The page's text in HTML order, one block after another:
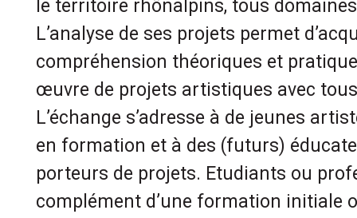
le territoire rhônalpins, tous
L’analyse de ses projets permet
compréhension théoriques et
œuvre de projets artistiques avec
L’échange s’adresse à de jeunes
en formation et à des (futurs)
porteurs de projets. Etudiants ou
complément d’une formation initiale